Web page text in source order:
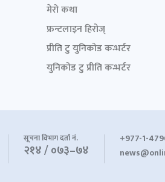
मेरो कथा
फ्रन्टलाइन हिरोज्
प्रीति टु युनिकोड कन्भर्टर
युनिकोड टु प्रीति कन्भर्टर
सूचना विभाग दर्ता नं.
२१४ / ०७३–७४
+977-1-